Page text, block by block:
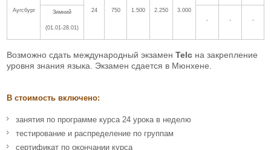
Аугсбург 24 750 1.500 2.250 3.000
Зимний
(01.01-28.01)
- - -
Возможно сдать международный экзамен Telc на закрепление
уровня знания языка. Экзамен сдается в Мюнхене.
В стоимость включено:
занятия по программе курса 24 урока в неделю
тестирование и распределение по группам
сертификат по окончании курса